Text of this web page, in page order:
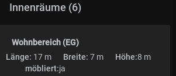
Innenräume (6)
Wohnbereich (EG)
Länge: 17 m Breite: 7 m Höhe:8 m
möbliert:ja